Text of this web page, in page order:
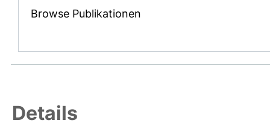
Browse Publikationen
Details